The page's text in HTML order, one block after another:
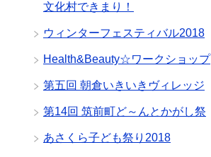
文化村できまり！
ウィンターフェスティバル2018
Health&Beauty☆ワークショップ
第五回 朝倉いきいきヴィレッジ
第14回 筑前町ど～んとかがし祭
あさくら子ども祭り2018